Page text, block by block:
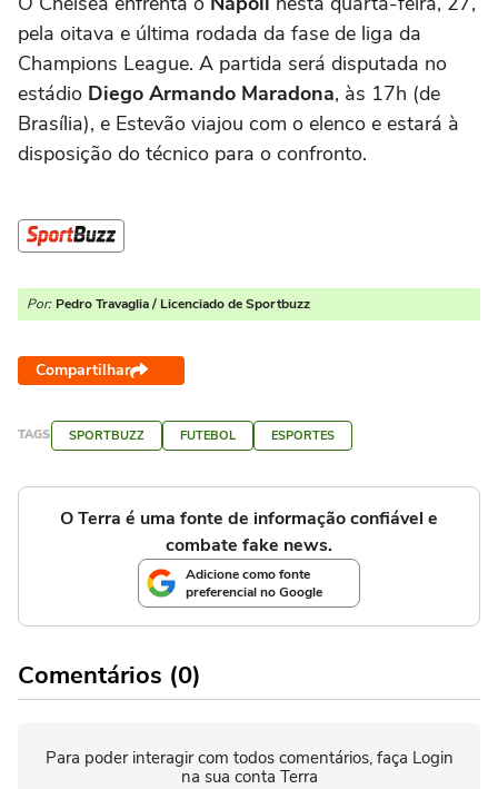
pela oitava e última rodada da fase de liga da
Champions League. A partida será disputada no
estádio Diego Armando Maradona, às 17h (de
Brasília), e Estevão viajou com o elenco e estará à
disposição do técnico para o confronto.
Por: Pedro Travaglia / Licenciado de Sportbuzz
Compartilhar
TAGS SPORTBUZZ FUTEBOL ESPORTES
O Terra é uma fonte de informação confiável e
combate fake news.
Adicione como fonte
preferencial no Google
Comentários (0)
Para poder interagir com todos comentários, faça Login
na sua conta Terra